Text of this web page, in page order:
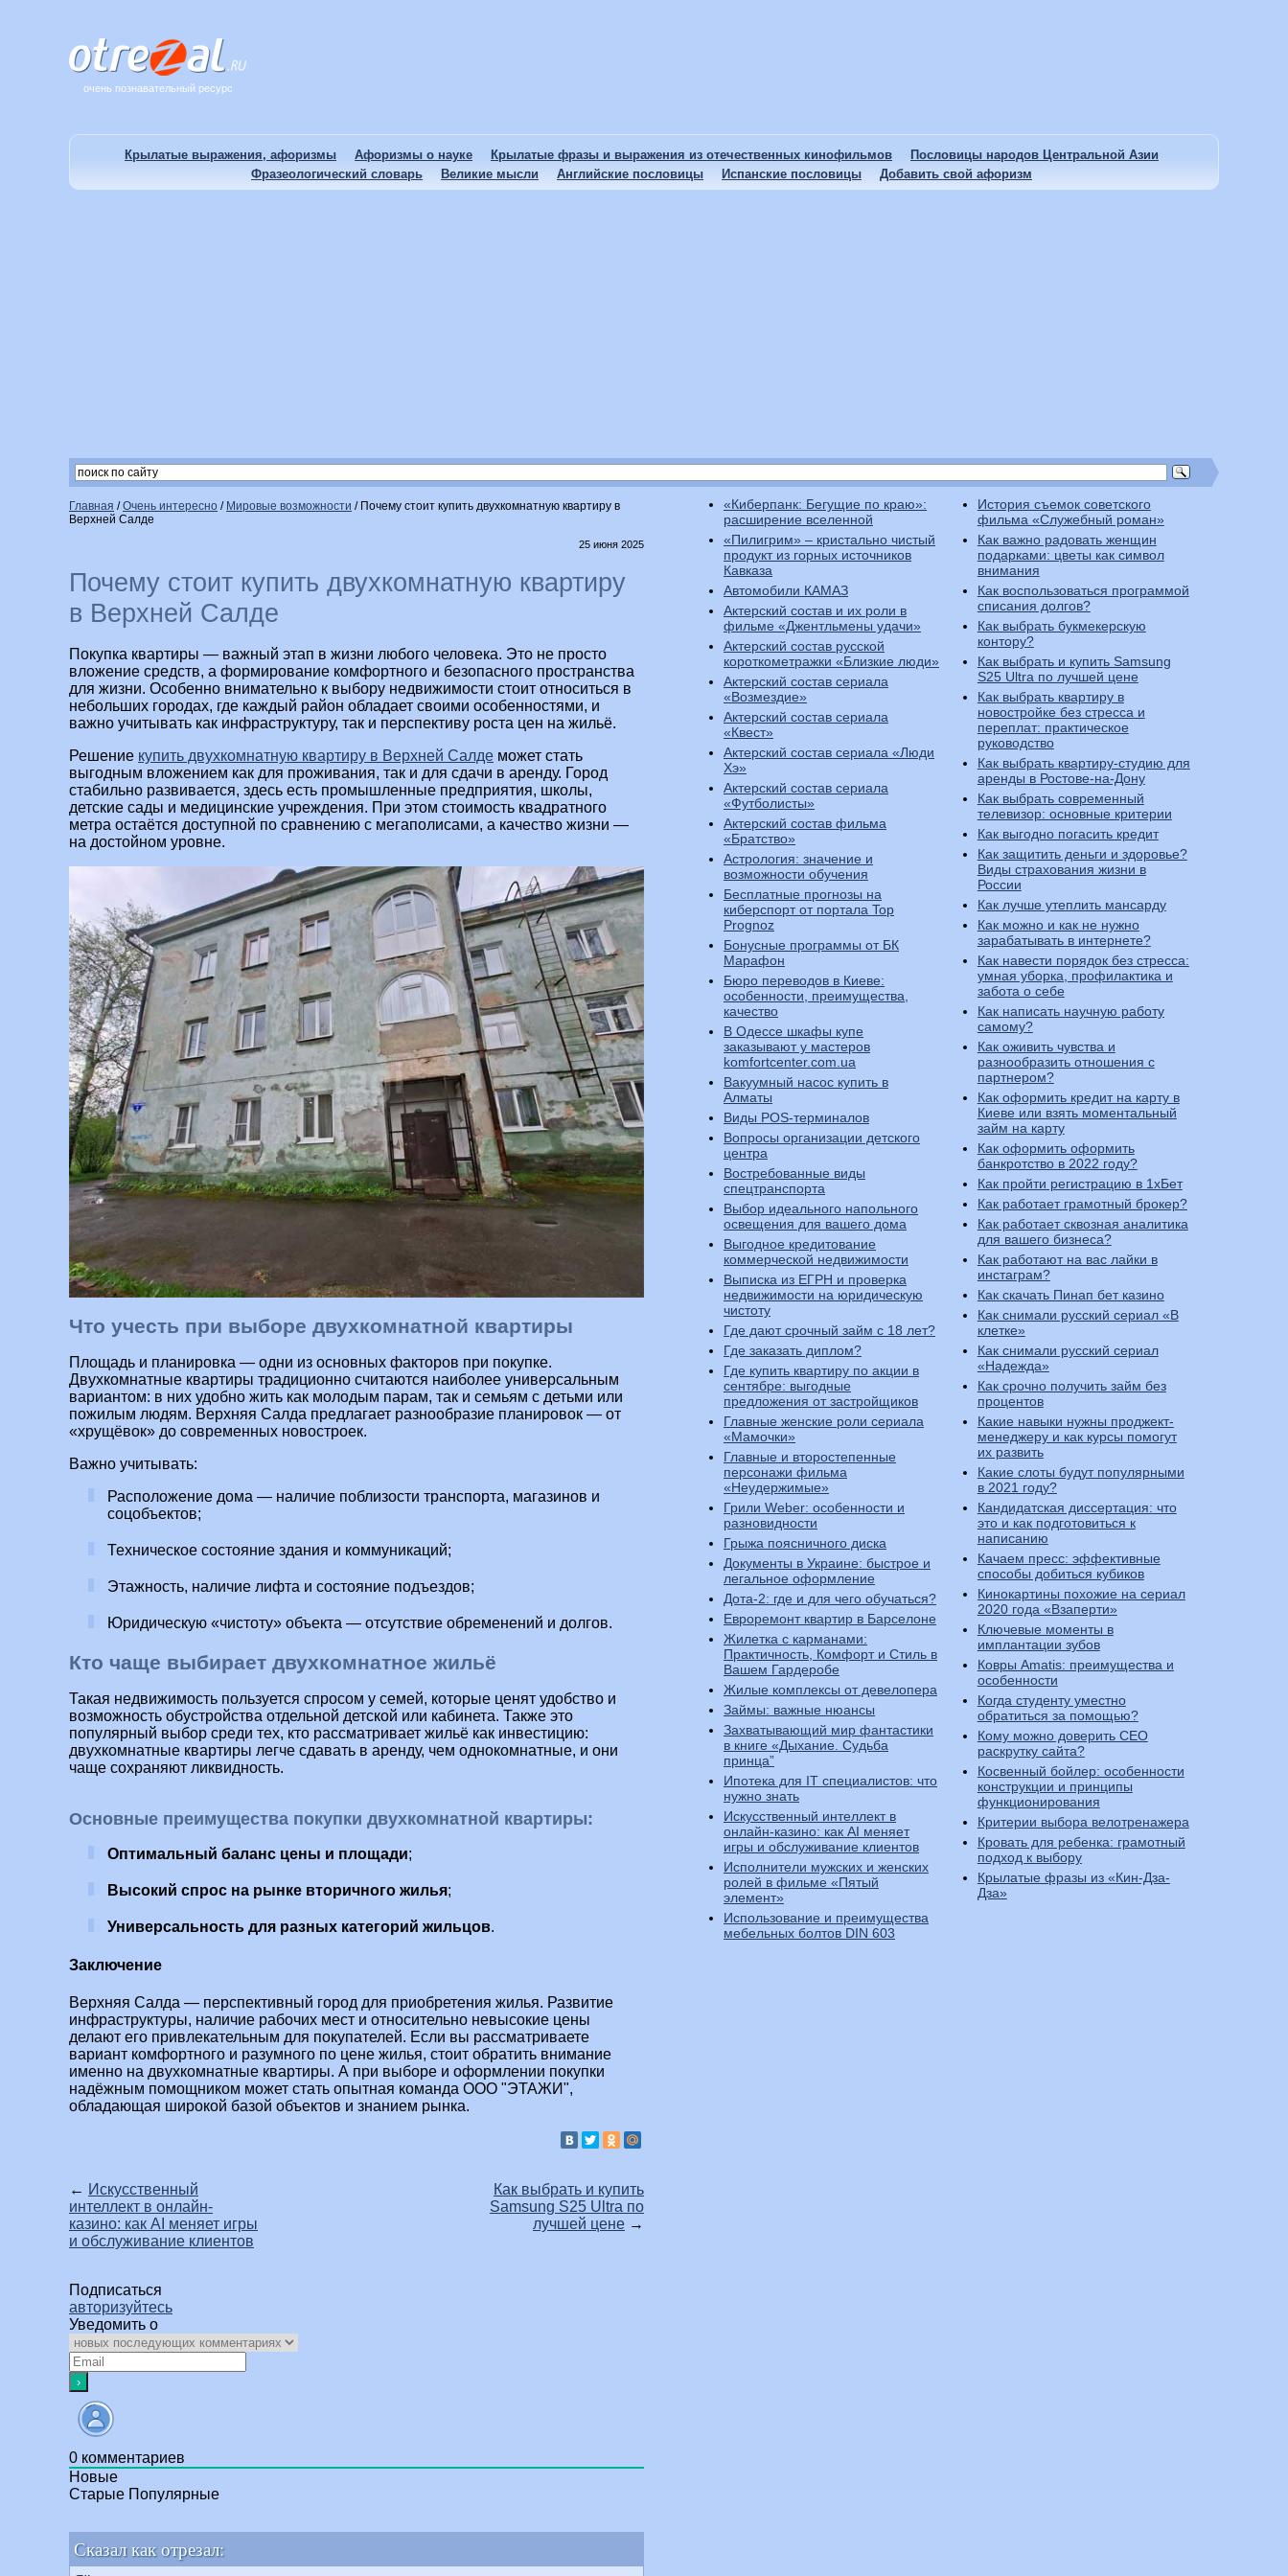
очень познавательный ресурс
Крылатые выражения, афоризмы Афоризмы о науке Крылатые фразы и выражения из отечественных кинофильмов
Пословицы народов Центральной Азии
Фразеологический словарь
Великие мысли Английские пословицы Испанские пословицы Добавить свой афоризм
Главная /Очень интересно / Мировые возможности / Почему стоит купить двухкомнатную квартиру в
Верхней Салде
25 июня 2025
Почему стоит купить двухкомнатную квартиру
в Верхней Салде
Покупка квартиры — важный этап в жизни любого человека. Это не просто
вложение средств, а формирование комфортного и безопасного пространства
для жизни. Особенно внимательно к выбору недвижимости стоит относиться в
небольших городах, где каждый район обладает своими особенностями, и
важно учитывать как инфраструктуру, так и перспективу роста цен на жильё.
Решение купить двухкомнатную квартиру в Верхней Салде может стать
выгодным вложением как для проживания, так и для сдачи в аренду. Город
стабильно развивается, здесь есть промышленные предприятия, школы,
детские сады и медицинские учреждения. При этом стоимость квадратного
метра остаётся доступной по сравнению с мегаполисами, а качество жизни —
на достойном уровне.
Что учесть при выборе двухкомнатной квартиры
Площадь и планировка — одни из основных факторов при покупке.
Двухкомнатные квартиры традиционно считаются наиболее универсальным
вариантом: в них удобно жить как молодым парам, так и семьям с детьми или
пожилым людям. Верхняя Салда предлагает разнообразие планировок — от
«хрущёвок» до современных новостроек.
Важно учитывать:
Расположение дома — наличие поблизости транспорта, магазинов и
соцобъектов;
Техническое состояние здания и коммуникаций;
Этажность, наличие лифта и состояние подъездов;
Юридическую «чистоту» объекта — отсутствие обременений и долгов.
Кто чаще выбирает двухкомнатное жильё
Такая недвижимость пользуется спросом у семей, которые ценят удобство и
возможность обустройства отдельной детской или кабинета. Также это
популярный выбор среди тех, кто рассматривает жильё как инвестицию:
двухкомнатные квартиры легче сдавать в аренду, чем однокомнатные, и они
чаще сохраняют ликвидность.
Основные преимущества покупки двухкомнатной квартиры:
Оптимальный баланс цены и площади;
Высокий спрос на рынке вторичного жилья;
Универсальность для разных категорий жильцов.
Заключение
Верхняя Салда — перспективный город для приобретения жилья. Развитие
инфраструктуры, наличие рабочих мест и относительно невысокие цены
делают его привлекательным для покупателей. Если вы рассматриваете
вариант комфортного и разумного по цене жилья, стоит обратить внимание
именно на двухкомнатные квартиры. А при выборе и оформлении покупки
надёжным помощником может стать опытная команда ООО "ЭТАЖИ",
обладающая широкой базой объектов и знанием рынка.
← Искусственный
интеллект в онлайн-
казино: как AI меняет игры
и обслуживание клиентов
Как выбрать и купить
Samsung S25 Ultra по
лучшей цене →
Подписаться
авторизуйтесь
Уведомить о
0 комментариев
Новые
Старые Популярные
Сказал как отрезал:
«Киберпанк: Бегущие по краю»:
расширение вселенной
«Пилигрим» – кристально чистый
продукт из горных источников
Кавказа
Автомобили КАМАЗ
Актерский состав и их роли в
фильме «Джентльмены удачи»
Актерский состав русской
короткометражки «Близкие люди»
Актерский состав сериала
«Возмездие»
Актерский состав сериала
«Квест»
Актерский состав сериала «Люди
Хэ»
Актерский состав сериала
«Футболисты»
Актерский состав фильма
«Братство»
Астрология: значение и
возможности обучения
Бесплатные прогнозы на
киберспорт от портала Top
Prognoz
Бонусные программы от БК
Марафон
Бюро переводов в Киеве:
особенности, преимущества,
качество
В Одессе шкафы купе
заказывают у мастеров
komfortcenter.com.ua
Вакуумный насос купить в
Алматы
Виды POS-терминалов
Вопросы организации детского
центра
Востребованные виды
спецтранспорта
Выбор идеального напольного
освещения для вашего дома
Выгодное кредитование
коммерческой недвижимости
Выписка из ЕГРН и проверка
недвижимости на юридическую
чистоту
Где дают срочный займ с 18 лет?
Где заказать диплом?
Где купить квартиру по акции в
сентябре: выгодные
предложения от застройщиков
Главные женские роли сериала
«Мамочки»
Главные и второстепенные
персонажи фильма
«Неудержимые»
Грили Weber: особенности и
разновидности
Грыжа поясничного диска
Документы в Украине: быстрое и
легальное оформление
Дота-2: где и для чего обучаться?
Евроремонт квартир в Барселоне
Жилетка с карманами:
Практичность, Комфорт и Стиль в
Вашем Гардеробе
Жилые комплексы от девелопера
Займы: важные нюансы
Захватывающий мир фантастики
в книге «Дыхание. Судьба
принца”
Ипотека для IT специалистов: что
нужно знать
Искусственный интеллект в
онлайн-казино: как AI меняет
игры и обслуживание клиентов
Исполнители мужских и женских
ролей в фильме «Пятый
элемент»
Использование и преимущества
мебельных болтов DIN 603
История съемок советского
фильма «Служебный роман»
Как важно радовать женщин
подарками: цветы как символ
внимания
Как воспользоваться программой
списания долгов?
Как выбрать букмекерскую
контору?
Как выбрать и купить Samsung
S25 Ultra по лучшей цене
Как выбрать квартиру в
новостройке без стресса и
переплат: практическое
руководство
Как выбрать квартиру-студию для
аренды в Ростове-на-Дону
Как выбрать современный
телевизор: основные критерии
Как выгодно погасить кредит
Как защитить деньги и здоровье?
Виды страхования жизни в
России
Как лучше утеплить мансарду
Как можно и как не нужно
зарабатывать в интернете?
Как навести порядок без стресса:
умная уборка, профилактика и
забота о себе
Как написать научную работу
самому?
Как оживить чувства и
разнообразить отношения с
партнером?
Как оформить кредит на карту в
Киеве или взять моментальный
займ на карту
Как оформить оформить
банкротство в 2022 году?
Как пройти регистрацию в 1хБет
Как работает грамотный брокер?
Как работает сквозная аналитика
для вашего бизнеса?
Как работают на вас лайки в
инстаграм?
Как скачать Пинап бет кaзино
Как снимали русский сериал «В
клетке»
Как снимали русский сериал
«Надежда»
Как срочно получить займ без
процентов
Какие навыки нужны проджект-
менеджеру и как курсы помогут
их развить
Какие слоты будут популярными
в 2021 году?
Кандидатская диссертация: что
это и как подготовиться к
написанию
Качаем пресс: эффективные
способы добиться кубиков
Кинокартины похожие на сериал
2020 года «Взаперти»
Ключевые моменты в
имплантации зубов
Ковры Amatis: преимущества и
особенности
Когда студенту уместно
обратиться за помощью?
Кому можно доверить СЕО
раскрутку сайта?
Косвенный бойлер: особенности
конструкции и принципы
функционирования
Критерии выбора велотренажера
Кровать для ребенка: грамотный
подход к выбору
Крылатые фразы из «Кин-Дза-
Дза»